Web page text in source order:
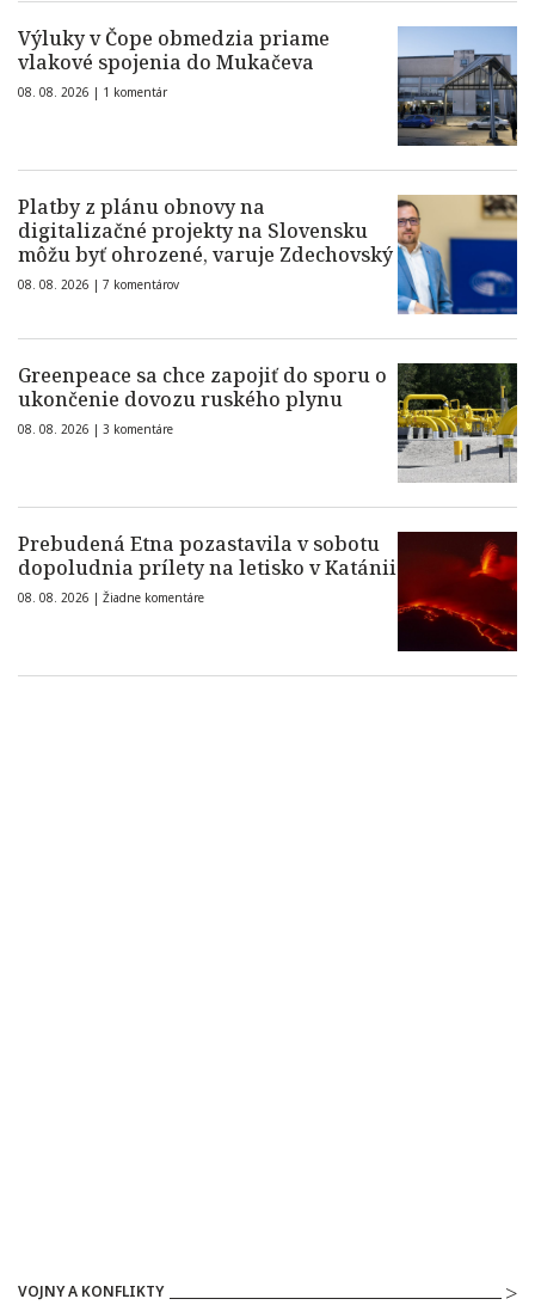
Výluky v Čope obmedzia priame
vlakové spojenia do Mukačeva
08. 08. 2026 | 1 komentár
Platby z plánu obnovy na
digitalizačné projekty na Slovensku
môžu byť ohrozené, varuje Zdechovský
08. 08. 2026 | 7 komentárov
Greenpeace sa chce zapojiť do sporu o
ukončenie dovozu ruského plynu
08. 08. 2026 | 3 komentáre
Prebudená Etna pozastavila v sobotu
dopoludnia prílety na letisko v Katánii
08. 08. 2026 | Žiadne komentáre
VOJNY A KONFLIKTY